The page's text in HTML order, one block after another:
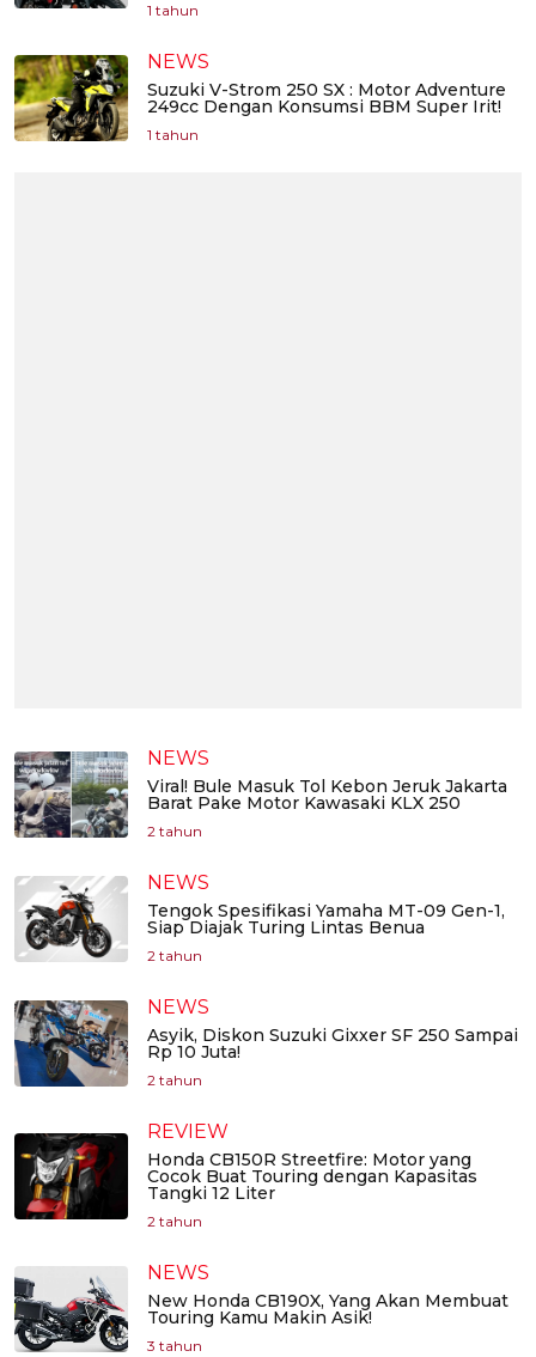
1 tahun
NEWS
Suzuki V-Strom 250 SX : Motor Adventure
249cc Dengan Konsumsi BBM Super Irit!
1 tahun
NEWS
Viral! Bule Masuk Tol Kebon Jeruk Jakarta
Barat Pake Motor Kawasaki KLX 250
2 tahun
NEWS
Tengok Spesifikasi Yamaha MT-09 Gen-1,
Siap Diajak Turing Lintas Benua
2 tahun
NEWS
Asyik, Diskon Suzuki Gixxer SF 250 Sampai
Rp 10 Juta!
2 tahun
REVIEW
Honda CB150R Streetfire: Motor yang
Cocok Buat Touring dengan Kapasitas
Tangki 12 Liter
2 tahun
NEWS
New Honda CB190X, Yang Akan Membuat
Touring Kamu Makin Asik!
3 tahun